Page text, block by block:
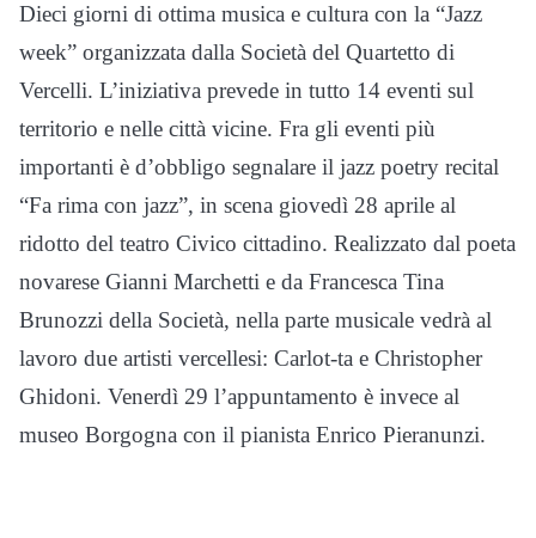
Dieci giorni di ottima musica e cultura con la “Jazz
week” organizzata dalla Società del Quartetto di
Vercelli. L’iniziativa prevede in tutto 14 eventi sul
territorio e nelle città vicine. Fra gli eventi più
importanti è d’obbligo segnalare il jazz poetry recital
“Fa rima con jazz”, in scena giovedì 28 aprile al
ridotto del teatro Civico cittadino. Realizzato dal poeta
novarese Gianni Marchetti e da Francesca Tina
Brunozzi della Società, nella parte musicale vedrà al
lavoro due artisti vercellesi: Carlot-ta e Christopher
Ghidoni. Venerdì 29 l’appuntamento è invece al
museo Borgogna con il pianista Enrico Pieranunzi.